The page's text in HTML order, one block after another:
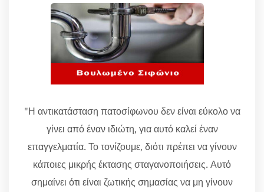
"Η αντικατάσταση πατοσίφωνου δεν είναι εύκολο να
γίνει από έναν ιδιώτη, για αυτό καλεί έναν
επαγγελματία. Το τονίζουμε, διότι πρέπει να γίνουν
κάποιες μικρής έκτασης σταγανοποιήσεις. Αυτό
σημαίνει ότι είναι ζωτικής σημασίας να μη γίνουν